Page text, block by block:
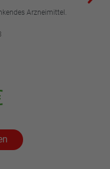
Arzneimittel.